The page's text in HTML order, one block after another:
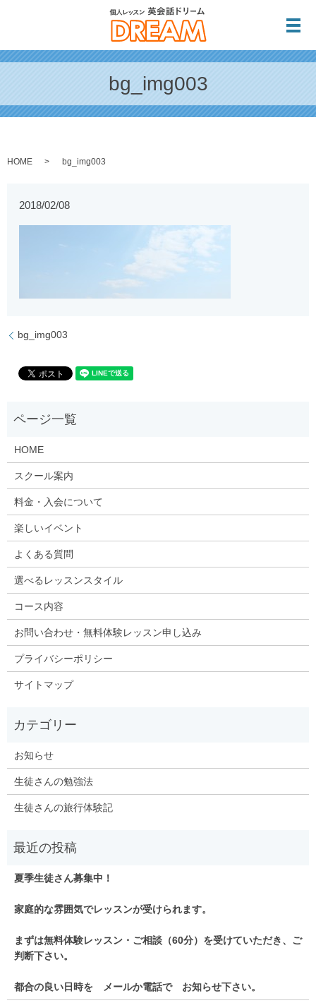
メ
bg_img003
HOME bg_img003
2018/02/08
bg_img003
HOME
スクール案内
料金・入会について
楽しいイベント
よくある質問
選べるレッスンスタイル
コース内容
お問い合わせ・無料体験レッスン申し込み
プライバシーポリシー
サイトマップ
お知らせ
生徒さんの勉強法
生徒さんの旅行体験記
夏季生徒さん募集中！
家庭的な雰囲気でレッスンが受けられます。
まずは無料体験レッスン・ご相談（60分）を受けていただき、ご
判断下さい。
都合の良い日時を メールか電話で お知らせ下さい。